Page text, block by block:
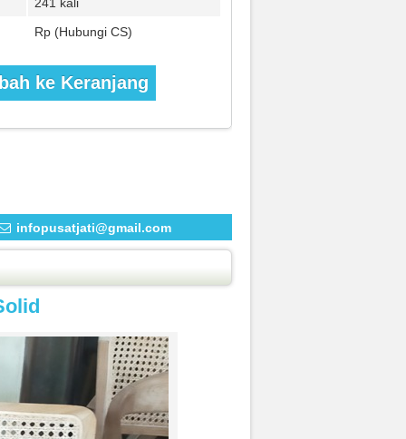
Rp (Hubungi CS)
ke Keranjang
infopusatjati@gmail.com